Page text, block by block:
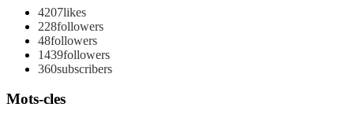
4207likes
228followers
48followers
1439followers
360subscribers
Mots-cles